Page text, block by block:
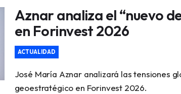
Aznar analiza el “nuevo
en Forinvest 2026
ACTUALIDAD
José María Aznar analizará las tensiones
geoestratégico en Forinvest 2026.